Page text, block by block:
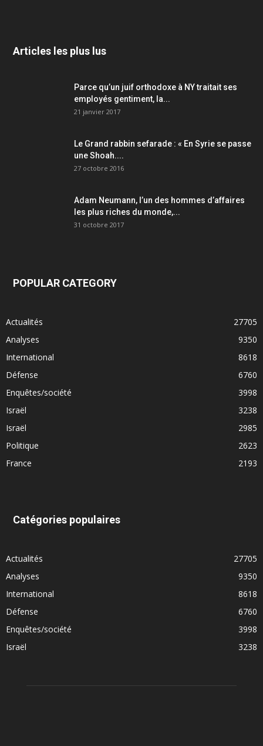
Articles les plus lus
Parce qu’un juif orthodoxe à NY traitait ses
employés gentiment, la...
21 janvier 2017
Le Grand rabbin sefarade : « En Syrie se passe
une Shoah....
27 octobre 2016
Adam Neumann, l’un des hommes d’affaires
les plus riches du monde,...
31 octobre 2017
POPULAR CATEGORY
Actualités
27705
Analyses
9350
International
8618
Défense
6760
Enquêtes/société
3998
Israël
3238
Israël
2985
Politique
2623
France
2193
Catégories populaires
Actualités
27705
Analyses
9350
International
8618
Défense
6760
Enquêtes/société
3998
Israël
3238